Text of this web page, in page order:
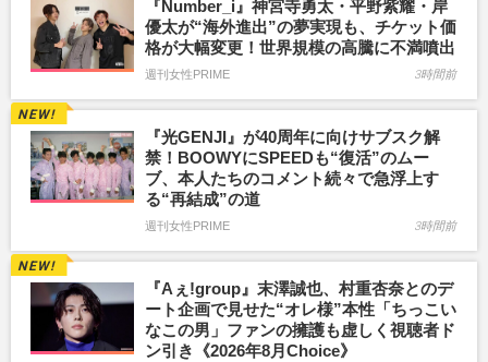
『Number_i』神宮寺勇太・平野紫耀・岸
優太が“海外進出”の夢実現も、チケット価
格が大幅変更！世界規模の高騰に不満噴出
週刊女性PRIME 3時間前
『光GENJI』が40周年に向けサブスク解
禁！BOOWYにSPEEDも“復活”のムー
ブ、本人たちのコメント続々で急浮上す
る“再結成”の道
週刊女性PRIME 3時間前
『Aぇ!group』末澤誠也、村重杏奈とのデ
ート企画で見せた“オレ様”本性「ちっこい
なこの男」ファンの擁護も虚しく視聴者ド
ン引き《2026年8月Choice》